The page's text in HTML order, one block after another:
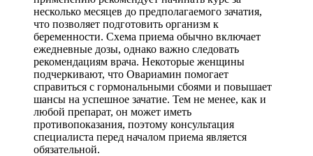
несколько месяцев до предполагаемого зачатия,
что позволяет подготовить организм к
беременности. Схема приема обычно включает
ежедневные дозы, однако важно следовать
рекомендациям врача. Некоторые женщины
подчеркивают, что Овариамин помогает
справиться с гормональными сбоями и повышает
шансы на успешное зачатие. Тем не менее, как и
любой препарат, он может иметь
противопоказания, поэтому консультация
специалиста перед началом приема является
обязательной.